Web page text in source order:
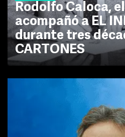
Rodolfo Caloca,
acompañó a EL
durante tres
CARTONES